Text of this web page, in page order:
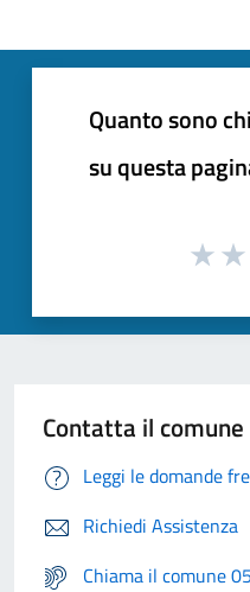
Quanto sono
su questa
Contatta il comune
Leggi le domande
Richiedi Assistenza
Chiama il comune